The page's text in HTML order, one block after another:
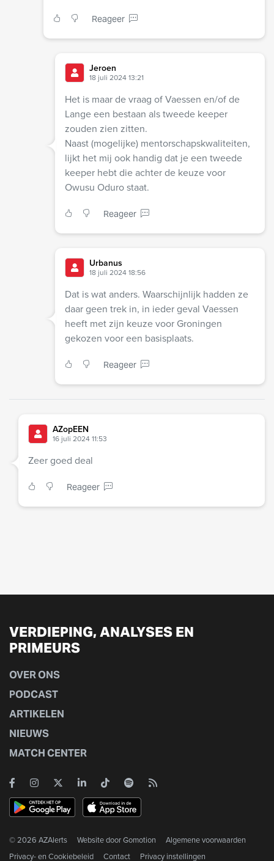
Reageer
Jeroen
18 juli 2024 13:21
Het is maar de vraag of Vaessen en/of de
Lange een bestaan als tweede keeper
zouden zien zitten.
Naast (mogelijke) mentorschapskwaliteiten,
lijkt het mij ook handig dat je een tweede
keeper hebt die achter de keuze voor
Owusu Oduro staat.
Reageer
Urbanus
18 juli 2024 18:56
Dat is wat anders. Waarschijnlijk hadden ze
daar geen trek in, in ieder geval Vaessen
heeft met zijn keuze voor Groningen
gekozen voor een basisplaats.
Reageer
AZopEEN
16 juli 2024 11:53
Zeer goed deal
Reageer
VERDIEPING, ANALYSES EN
PRIMEURS
OVER ONS
PODCAST
ARTIKELEN
NIEUWS
MATCH CENTER
© 2026 AZAlerts Website doorGomotion
Algemene voorwaarden
Privacy- en Cookiebeleid
Contact Privacy instellingen